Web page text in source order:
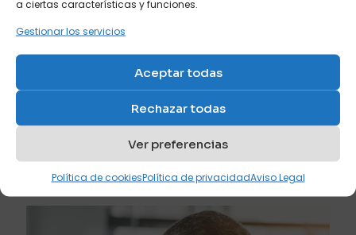
a ciertas características y funciones.
Gestionar los servicios
Aceptar todas
Rechazar todas
Ver preferencias
Política de cookiesPolítica de privacidadAviso Legal
Leer más